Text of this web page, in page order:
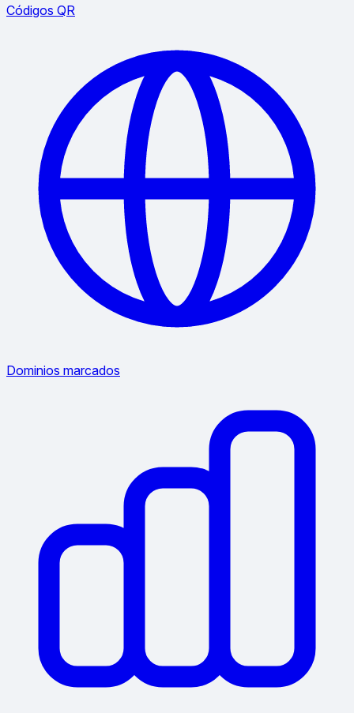
Códigos QR
Dominios marcados